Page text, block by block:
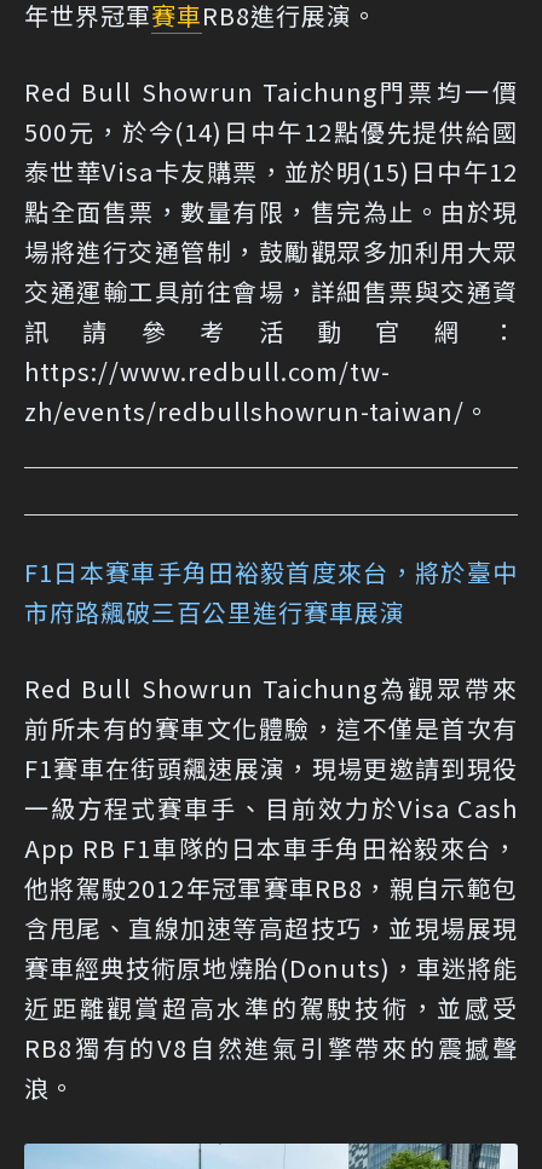
年世界冠軍賽車RB8進行展演。
Red Bull Showrun Taichung門票均一價
500元，於今(14)日中午12點優先提供給國
泰世華Visa卡友購票，並於明(15)日中午12
點全面售票，數量有限，售完為止。由於現
場將進行交通管制，鼓勵觀眾多加利用大眾
交通運輸工具前往會場，詳細售票與交通資
訊請參考活動官網：
https://www.redbull.com/tw-
zh/events/redbullshowrun-taiwan/ 。
F1日本賽車手角田裕毅首度來台，將於臺中
市府路飆破三百公里進行賽車展演
Red Bull Showrun Taichung為觀眾帶來
前所未有的賽車文化體驗，這不僅是首次有
F1賽車在街頭飆速展演，現場更邀請到現役
一級方程式賽車手、目前效力於Visa Cash
App RB F1車隊的日本車手角田裕毅來台，
他將駕駛2012年冠軍賽車RB8，親自示範包
含甩尾、直線加速等高超技巧，並現場展現
賽車經典技術原地燒胎(Donuts)，車迷將能
近距離觀賞超高水準的駕駛技術，並感受
RB8獨有的V8自然進氣引擎帶來的震撼聲
浪。